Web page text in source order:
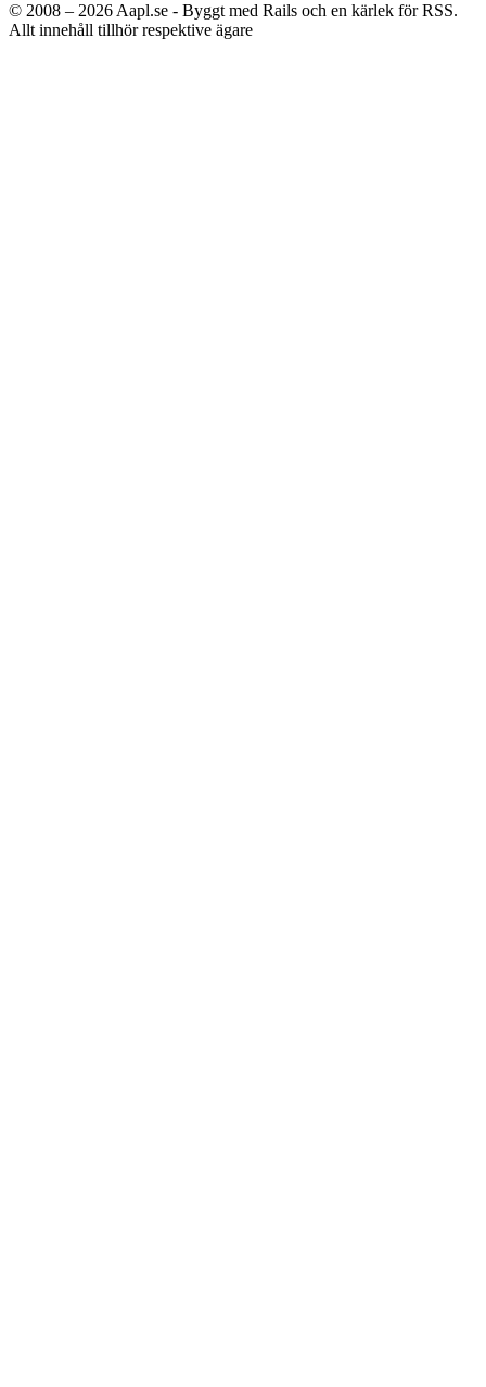
© 2008 – 2026 Aapl.se - Byggt med Rails och en kärlek för RSS.
Allt innehåll tillhör respektive ägare